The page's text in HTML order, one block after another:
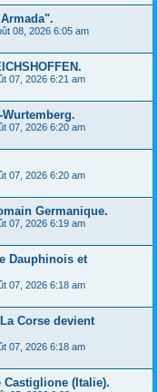
08, 2026 6:05 am
07, 2026 6:21 am
Wurtemberg.
07, 2026 6:20 am
07, 2026 6:20 am
Germanique.
07, 2026 6:19 am
Dauphinois et
07, 2026 6:18 am
Corse devient
07, 2026 6:18 am
Castiglione (Italie).